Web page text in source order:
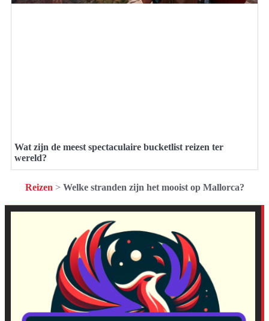
Wat zijn de meest spectaculaire bucketlist reizen ter
wereld?
Reizen > Welke stranden zijn het mooist op Mallorca?